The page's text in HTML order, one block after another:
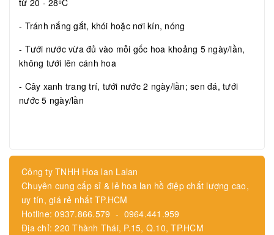
từ 20 - 28 C
- Tránh nắng gắt, khói hoặc nơi kín, nóng
- Tưới nước vừa đủ vào mỗi gốc hoa khoảng 5 ngày/lần,
không tưới lên cánh hoa
- Cây xanh trang trí, tưới nước 2 ngày/lần; sen đá, tưới
nước 5 ngày/lần
Công ty TNHH Hoa lan Lalan
Chuyên cung cấp sỉ & lẻ hoa lan hồ điệp chất lượng cao,
uy tín, giá rẻ nhất TP.HCM
Hotline: 0937.866.579 - 0964.441.959
Địa chỉ: 220 Thành Thái, P.15, Q.10, TP.HCM